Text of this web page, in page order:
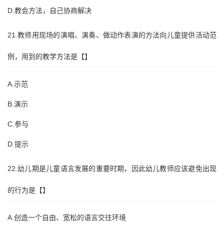
D.教会方法，自己协商解决
21.教师用现场的演唱、演奏、做动作表演的方法向儿童提供活动范
例，用到的教学方法是【】
A.示范
B.演示
C.参与
D.提示
22.幼儿期是儿童语言发展的重要时期，因此幼儿教师应该避免出现
的行为是【】
A.创造一个自由、宽松的语言交往环境